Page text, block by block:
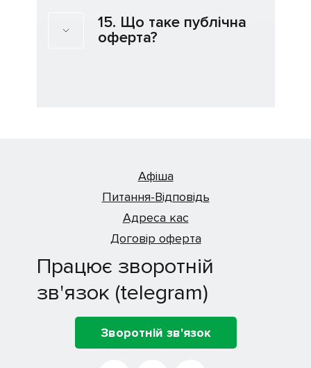
15. Що таке публічна
оферта?
Афіша
Питання-Відповідь
Адреса кас
Договір оферта
Працює зворотній
зв'язок (telegram)
Зворотній зв'язок